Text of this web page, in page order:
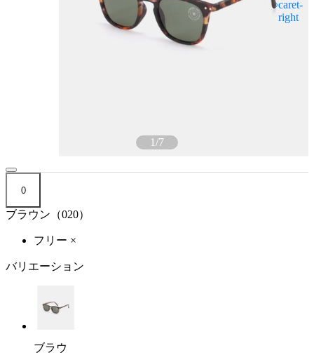
1/7
0
ブラウン（020）
フリー ×
バリエーション
ブラウ